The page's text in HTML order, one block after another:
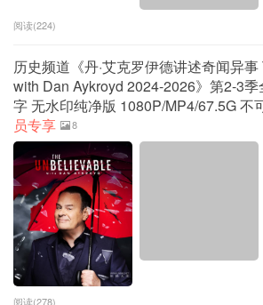
阅读(224)
历史频道《丹·艾克罗伊德讲述奇闻异
with Dan Aykroyd 2024-2026》第2-3
字 无水印纯净版 1080P/MP4/67.5G 不
员专享
8
阅读(278)